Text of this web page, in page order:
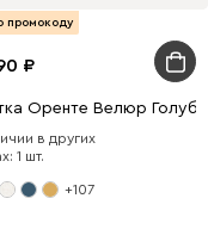
промокоду
Оренте Велюр
в других
1 шт.
+107